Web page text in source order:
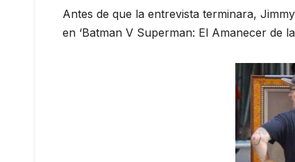
Antes de que la entrevista terminara,
en ‘Batman V Superman: El Amanecer de